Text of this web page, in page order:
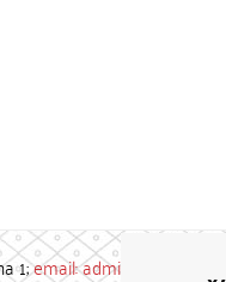
1;email: admin-repozitar [at]